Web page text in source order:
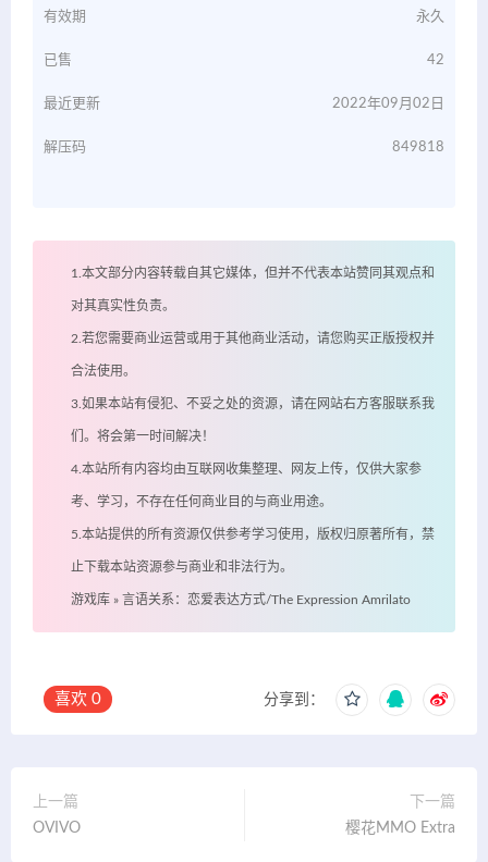
有效期 永久
已售 42
最近更新 2022年09月02日
解压码 849818
1.本文部分内容转载自其它媒体，但并不代表本站赞同其观点和
对其真实性负责。
2.若您需要商业运营或用于其他商业活动，请您购买正版授权并
合法使用。
3.如果本站有侵犯、不妥之处的资源，请在网站右方客服联系我
们。将会第一时间解决！
4.本站所有内容均由互联网收集整理、网友上传，仅供大家参
考、学习，不存在任何商业目的与商业用途。
5.本站提供的所有资源仅供参考学习使用，版权归原著所有，禁
止下载本站资源参与商业和非法行为。
游戏库 » 言语关系：恋爱表达方式/The Expression Amrilato
喜欢 0 分享到：
上一篇
OVIVO
下一篇
樱花MMO Extra